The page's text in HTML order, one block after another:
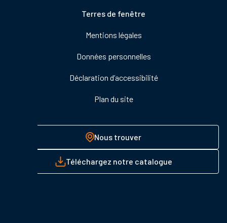
Terres de fenêtre
Mentions légales
Données personnelles
Déclaration d’accessibilité
Plan du site
Nous trouver
Téléchargez notre catalogue